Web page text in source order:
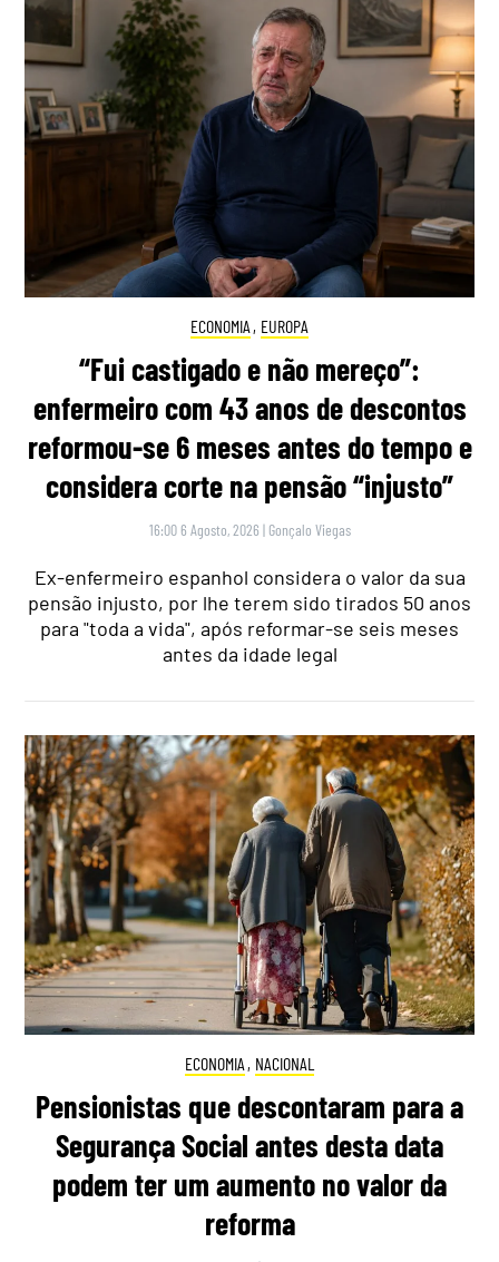
ECONOMIA , EUROPA
“Fui castigado e não mereço”:
enfermeiro com 43 anos de descontos
reformou-se 6 meses antes do tempo e
considera corte na pensão “injusto”
16:00 6 Agosto, 2026 | Gonçalo Viegas
Ex-enfermeiro espanhol considera o valor da sua
pensão injusto, por lhe terem sido tirados 50 anos
para "toda a vida", após reformar-se seis meses
antes da idade legal
ECONOMIA , NACIONAL
Pensionistas que descontaram para a
Segurança Social antes desta data
podem ter um aumento no valor da
reforma